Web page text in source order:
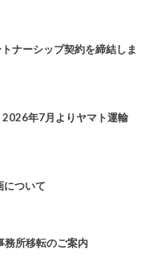
ナーシップ契約を締結しま
2026年7月よりヤマト運輸
について
務所移転のご案内